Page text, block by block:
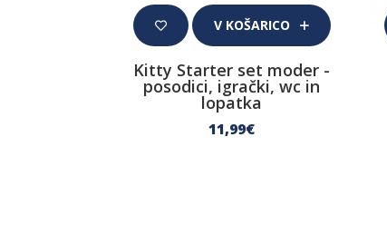
V KOŠARICO
Kitty Starter set moder -
posodici, igrački, wc in
lopatka
11,99€